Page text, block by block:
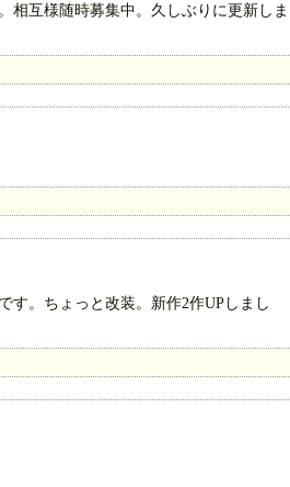
相互様随時募集中。久しぶりに更新しま
す。ちょっと改装。新作2作UPしまし